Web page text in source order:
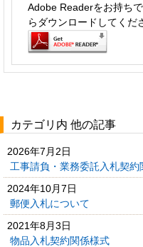
Adobe Readerをお持ち
らダウンロードしてくだ
カテゴリ内 他の記事
2026年7月2日
工事請負・業務委託入札契約
2024年10月7日
郵便入札について
2021年8月3日
物品入札契約関係様式